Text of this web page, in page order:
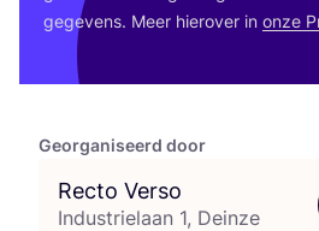
Georganiseerd door
Recto Verso
Industrielaan 1, Deinze
gege­vens. Meer hier­over in onze